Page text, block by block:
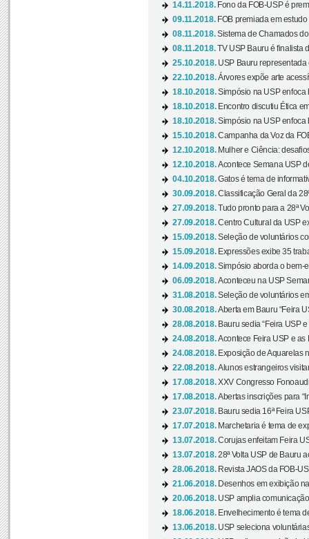
14.11.2018. Fono da FOB-USP é
09.11.2018. FOB premiada em estudo
08.11.2018.Sistema de Chamados
08.11.2018.TV USP Bauru é finalista
25.10.2018. USP Bauru representada
22.10.2018.Árvores expõe arte
18.10.2018.Simpósio na USP enfoca
18.10.2018. Encontro discutiu Ética
18.10.2018.Simpósio na USP enfoca
15.10.2018.Campanha da Voz da
12.10.2018. Mulher e Ciência:
12.10.2018.Acontece Semana USP
04.10.2018.Gatos é tema de
30.09.2018.Classificação Geral da
27.09.2018.Tudo pronto para a 28ª
27.09.2018.Centro Cultural da USP
15.09.2018.Seleção de voluntários
15.09.2018. Expressões exibe 35
14.09.2018.Simpósio aborda o bem-
06.09.2018.Aconteceu na USP
31.08.2018.Seleção de voluntários
30.08.2018.Aberta em Bauru “Feira
28.08.2018. Bauru sedia “Feira USP
24.08.2018.Acontece Feira USP e as
24.08.2018. Exposição de Aquarelas
22.08.2018.Alunos estrangeiros
17.08.2018.XXV Congresso
17.08.2018.Abertas inscrições para
23.07.2018. Bauru sedia 16ª Feira
17.07.2018. Marchetaria é tema de
13.07.2018.Corujas enfeitam Feira
13.07.2018.28ª Volta USP de Bauru
28.06.2018. Revista JAOS da FOB-
21.06.2018. Desenhos em exibição
20.06.2018. USP amplia
18.06.2018. Envelhecimento é tema
13.06.2018. USP seleciona